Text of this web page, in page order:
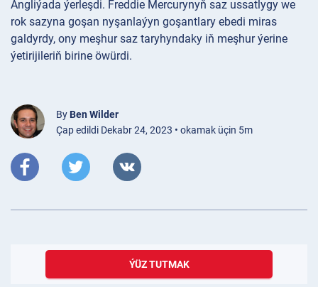
Angliýada ýerleşdi. Freddie Mercurynyň saz ussatlygy we
rok sazyna goşan nyşanlaýyn goşantlary ebedi miras
galdyrdy, ony meşhur saz taryhyndaky iň meşhur ýerine
ýetirijileriň birine öwürdi.
By Ben Wilder
Çap edildi Dekabr 24, 2023 • okamak üçin 5m
ÝÜZ TUTMAK